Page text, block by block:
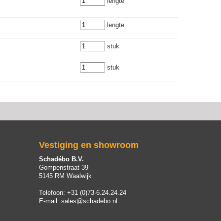
lengte
stuk
stuk
Vestiging en showroom
Schadébo B.V.
Gompenstraat 39
5145 RM Waalwijk
Telefoon: +31 (0)73-6.24.24.24
E-mail: sales@schadebo.nl